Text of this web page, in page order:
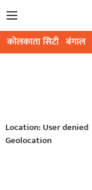
कोलकाता सिटी बंगाल
Location: User denied
Geolocation